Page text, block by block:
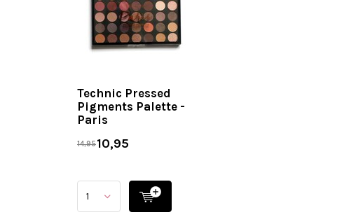
Technic Pressed
Pigments Palette -
Paris
14,9510,95